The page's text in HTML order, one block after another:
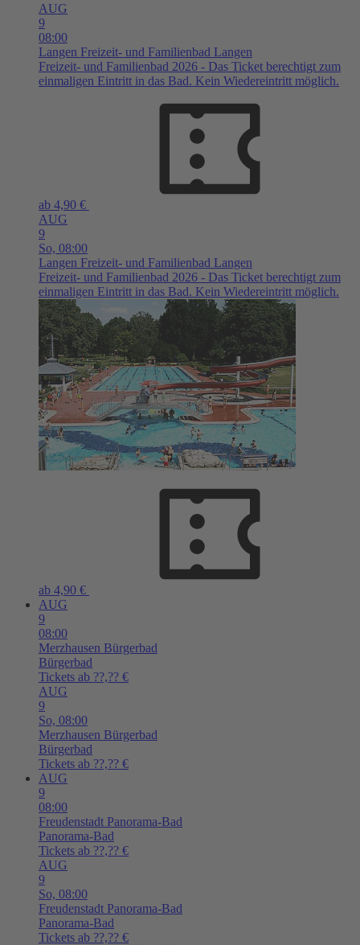
AUG
9
08:00
Langen Freizeit- und Familienbad Langen
Freizeit- und Familienbad 2026 - Das Ticket berechtigt zum
einmaligen Eintritt in das Bad. Kein Wiedereintritt möglich.
ab 4,90 €
AUG
9
So, 08:00
Langen Freizeit- und Familienbad Langen
Freizeit- und Familienbad 2026 - Das Ticket berechtigt zum
einmaligen Eintritt in das Bad. Kein Wiedereintritt möglich.
ab 4,90 €
AUG
9
08:00
Merzhausen Bürgerbad
Bürgerbad
Tickets ab ??,?? €
AUG
9
So, 08:00
Merzhausen Bürgerbad
Bürgerbad
Tickets ab ??,?? €
AUG
9
08:00
Freudenstadt Panorama-Bad
Panorama-Bad
Tickets ab ??,?? €
AUG
9
So, 08:00
Freudenstadt Panorama-Bad
Panorama-Bad
Tickets ab ??,?? €